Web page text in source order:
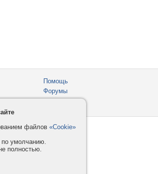
Помощь
Форумы
файлов «Cookie»
по умолчанию.
полностью.